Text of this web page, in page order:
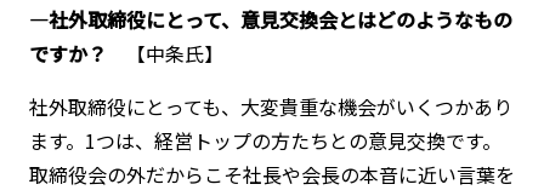
―社外取締役にとって、意見交換会とはどのようなもの
ですか？
【中条氏】
社外取締役にとっても、大変貴重な機会がいくつかあり
ます。1つは、経営トップの方たちとの意見交換です。
取締役会の外だからこそ社長や会長の本音に近い言葉を